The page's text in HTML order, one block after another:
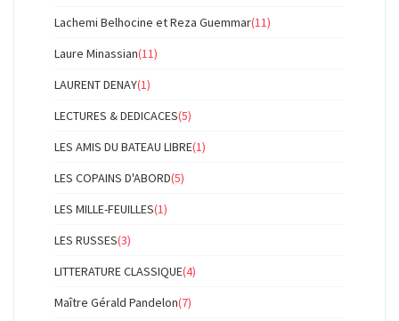
Lachemi Belhocine et Reza Guemmar(11)
Laure Minassian(11)
LAURENT DENAY(1)
LECTURES & DEDICACES(5)
LES AMIS DU BATEAU LIBRE(1)
LES COPAINS D'ABORD(5)
LES MILLE-FEUILLES(1)
LES RUSSES(3)
LITTERATURE CLASSIQUE(4)
Maître Gérald Pandelon(7)